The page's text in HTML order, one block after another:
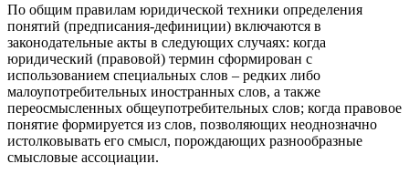
По общим правилам юридической техники определения
понятий (предписания-дефиниции) включаются в
законодательные акты в следующих случаях: когда
юридический (правовой) термин сформирован с
использованием специальных слов – редких либо
малоупотребительных иностранных слов, а также
переосмысленных общеупотребительных слов; когда правовое
понятие формируется из слов, позволяющих неоднозначно
истолковывать его смысл, порождающих разнообразные
смысловые ассоциации.